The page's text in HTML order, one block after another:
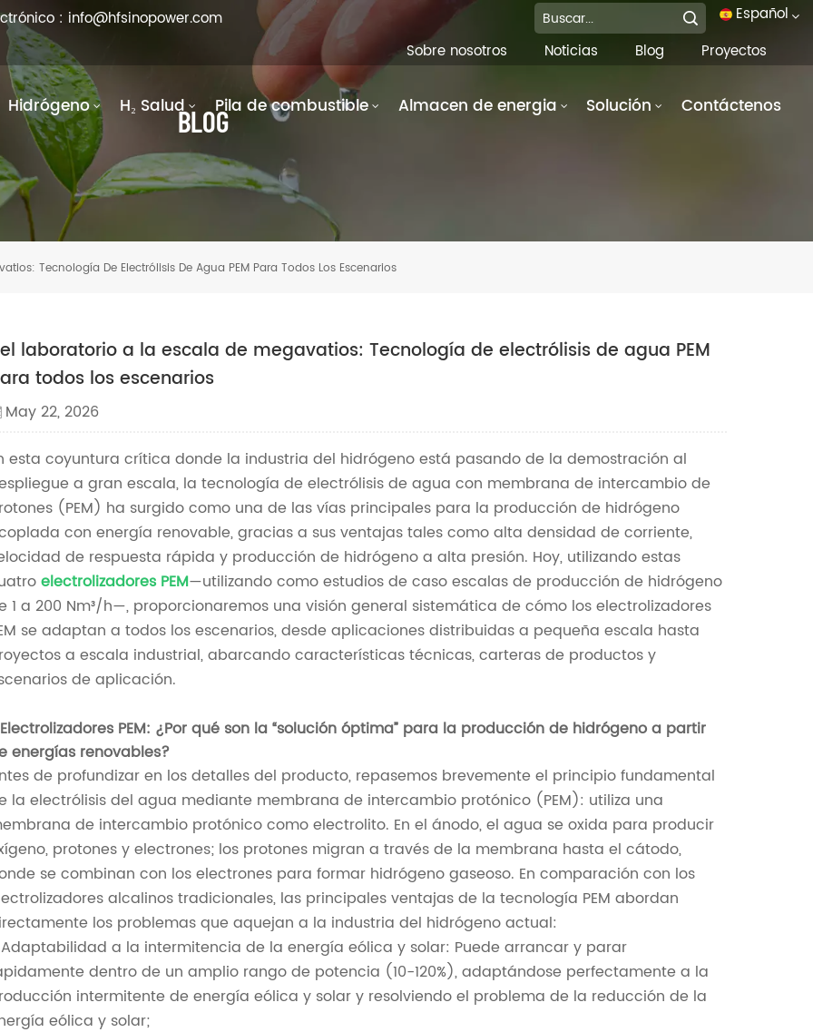
: info@hfsinopower.com Español
English
português
한국의
Bulgaria
Melayu
Sobre nosotros Noticias Blog Proyectos
Hidrógeno H₂ Salud Pila de combustible Almacen de energia Solución Contáctenos
BLOG
Tecnología De Electrólisis De Agua PEM Para Todos Los Escenarios
laboratorio a la escala de megavatios: Tecnología de electrólisis de agua PEM
todos los escenarios
May 22, 2026
esta coyuntura crítica donde la industria del hidrógeno está pasando de la demostración al
a gran escala, la tecnología de electrólisis de agua con membrana de intercambio de
(PEM) ha surgido como una de las vías principales para la producción de hidrógeno
con energía renovable, gracias a sus ventajas tales como alta densidad de corriente,
de respuesta rápida y producción de hidrógeno a alta presión. Hoy, utilizando estas
electrolizadores PEM—utilizando como estudios de caso escalas de producción de hidrógeno
1 a 200 Nm³/h—, proporcionaremos una visión general sistemática de cómo los electrolizadores
se adaptan a todos los escenarios, desde aplicaciones distribuidas a pequeña escala hasta
a escala industrial, abarcando características técnicas, carteras de productos y
de aplicación.
PEM: ¿Por qué son la “solución óptima” para la producción de hidrógeno a partir
energías renovables?
de profundizar en los detalles del producto, repasemos brevemente el principio fundamental
la electrólisis del agua mediante membrana de intercambio protónico (PEM): utiliza una
de intercambio protónico como electrolito. En el ánodo, el agua se oxida para producir
protones y electrones; los protones migran a través de la membrana hasta el cátodo,
se combinan con los electrones para formar hidrógeno gaseoso. En comparación con los
alcalinos tradicionales, las principales ventajas de la tecnología PEM abordan
los problemas que aquejan a la industria del hidrógeno actual:
Adaptabilidad a la intermitencia de la energía eólica y solar: Puede arrancar y parar
dentro de un amplio rango de potencia (10-120%), adaptándose perfectamente a la
intermitente de energía eólica y solar y resolviendo el problema de la reducción de la
eólica y solar;